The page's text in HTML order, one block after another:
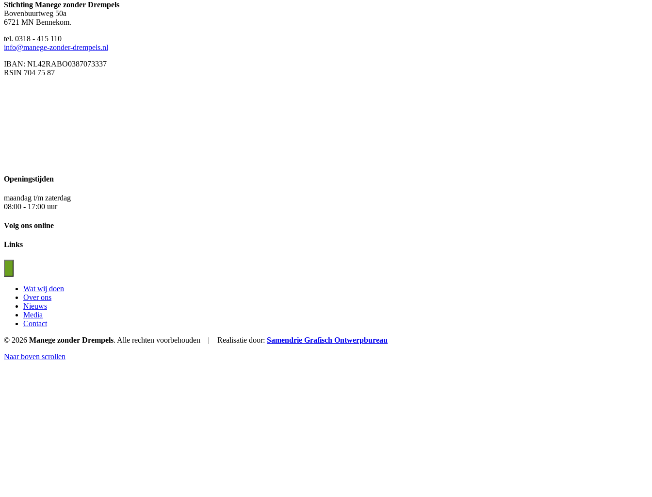
Stichting Manege zonder Drempels
Bovenbuurtweg 50a
6721 MN Bennekom.
tel. 0318 - 415 110
info@manege-zonder-drempels.nl
IBAN: NL42RABO0387073337
RSIN 704 75 87
Openingstijden
maandag t/m zaterdag
08:00 - 17:00 uur
Volg ons online
Links
Wat wij doen
Over ons
Nieuws
Media
Contact
© 2026 Manege zonder Drempels. Alle rechten voorbehouden | Realisatie door: Samendrie Grafisch Ontwerpbureau
Naar boven scrollen